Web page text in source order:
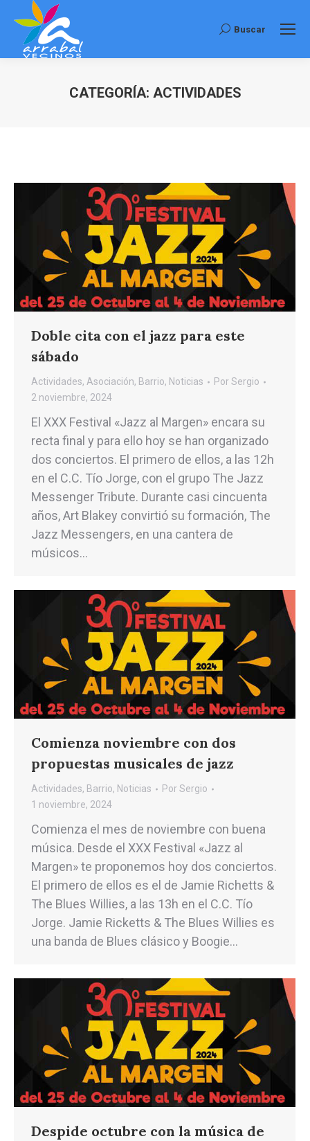
Buscar:
Buscar
CATEGORÍA: ACTIVIDADES
Doble cita con el jazz para este
sábado
Actividades, Asociación, Barrio, Noticias PorSergio
2 noviembre, 2024
El XXX Festival «Jazz al Margen» encara su
recta final y para ello hoy se han organizado
dos conciertos. El primero de ellos, a las 12h
en el C.C. Tío Jorge, con el grupo The Jazz
Messenger Tribute. Durante casi cincuenta
años, Art Blakey convirtió su formación, The
Jazz Messengers, en una cantera de
músicos…
Comienza noviembre con dos
propuestas musicales de jazz
Actividades, Barrio, Noticias PorSergio
1 noviembre, 2024
Comienza el mes de noviembre con buena
música. Desde el XXX Festival «Jazz al
Margen» te proponemos hoy dos conciertos.
El primero de ellos es el de Jamie Richetts &
The Blues Willies, a las 13h en el C.C. Tío
Jorge. Jamie Ricketts & The Blues Willies es
una banda de Blues clásico y Boogie…
Despide octubre con la música de